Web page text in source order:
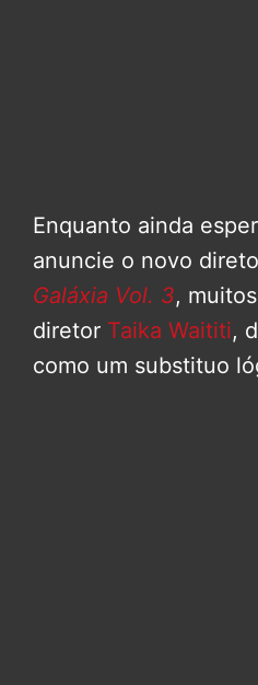
Enquanto ainda
anuncie o novo
Galáxia Vol. 3,
diretor Taika Waititi,
como um substituo